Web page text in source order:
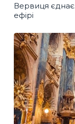
Вервиця
ефірі